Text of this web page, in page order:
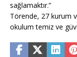
sağlamaktır.”
Törende, 27 kurum
okulum temiz ve